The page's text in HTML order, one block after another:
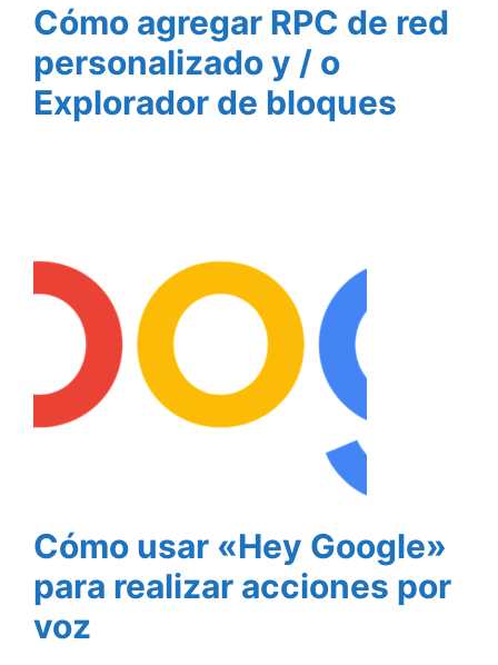
Cómo agregar RPC de red
personalizado y / o
Explorador de bloques
Cómo usar «Hey Google»
para realizar acciones por
voz